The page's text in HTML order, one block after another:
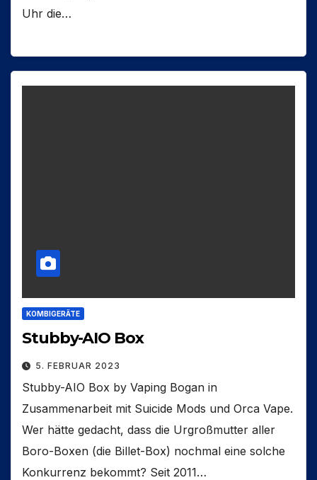
Uhr die…
KOMBIGERÄTE
Stubby-AIO Box
5. FEBRUAR 2023
Stubby-AIO Box by Vaping Bogan in
Zusammenarbeit mit Suicide Mods und Orca Vape.
Wer hätte gedacht, dass die Urgroßmutter aller
Boro-Boxen (die Billet-Box) nochmal eine solche
Konkurrenz bekommt? Seit 2011…